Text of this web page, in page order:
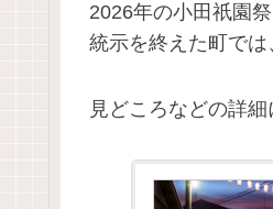
2026年の小田祇園
統示を終えた町では
見どころなどの詳